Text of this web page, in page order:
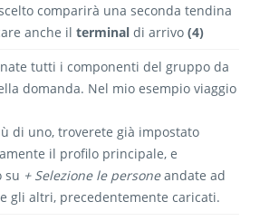
comparirà una seconda tendina
anche il terminal di arrivo (4)
tutti i componenti del gruppo da
domanda. Nel mio esempio viaggio
di uno, troverete già impostato
il profilo principale, e
su + Selezione le personeandate ad
gli altri, precedentemente caricati.